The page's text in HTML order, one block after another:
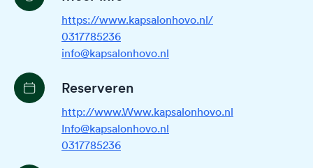
https://www.kapsalonhovo.nl/
0317785236
info@kapsalonhovo.nl
Reserveren
http://www.Www.kapsalonhovo.nl
Info@kapsalonhovo.nl
0317785236